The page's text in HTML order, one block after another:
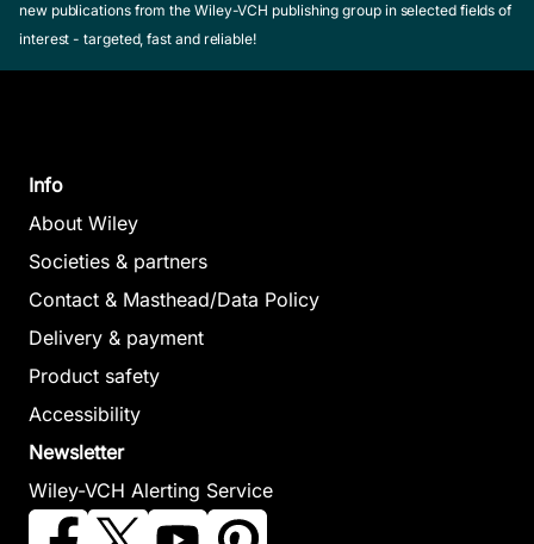
new publications from the Wiley-VCH publishing group in selected fields of
interest - targeted, fast and reliable!
Info
About Wiley
Societies & partners
Contact & Masthead/Data Policy
Delivery & payment
Product safety
Accessibility
Newsletter
Wiley-VCH Alerting Service